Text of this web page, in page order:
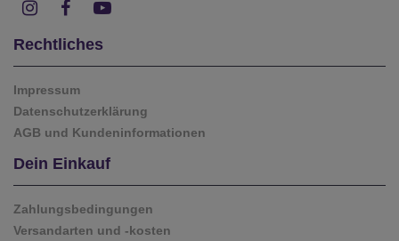
Rechtliches
Impressum
Datenschutzerklärung
AGB und Kundeninformationen
Dein Einkauf
Zahlungsbedingungen
Versandarten und -kosten